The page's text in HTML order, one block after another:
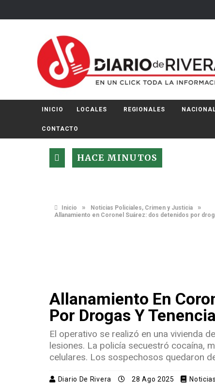
INICIO LOCALES REGIONALES
CONTACTO
HACE MINUTOS
Inicio » Noticias Policiales, Crimen y Justicia »
Allanamiento en Coronel Suárez: dos detenidos por
Allanamiento En
Por Drogas Y
El operativo se realizó en una vivienda
lesiones. La policía secuestró cocaína,
celulares. Los sospechosos quedaron
Diario De Rivera 28 Ago 2025